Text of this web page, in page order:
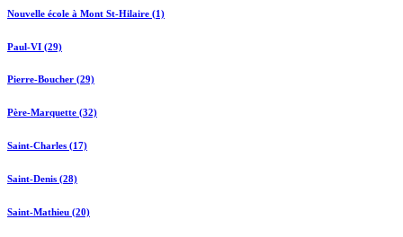
Nouvelle école à Mont St-Hilaire (1)
Paul-VI (29)
Pierre-Boucher (29)
Père-Marquette (32)
Saint-Charles (17)
Saint-Denis (28)
Saint-Mathieu (20)